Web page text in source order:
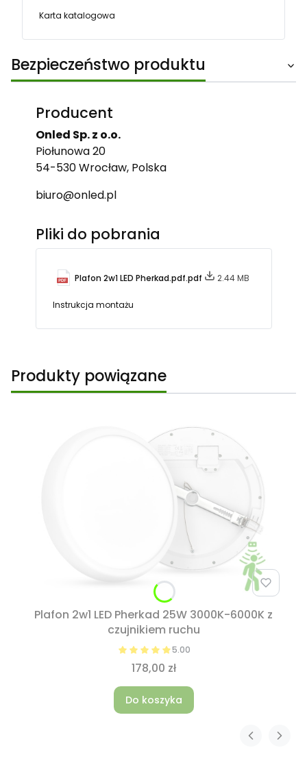
Karta katalogowa
Bezpieczeństwo produktu
Producent
Onled Sp. z o.o.
Piołunowa 20
54-530 Wrocław, Polska
biuro@onled.pl
Pliki do pobrania
Plafon 2w1 LED Pherkad.pdf.pdf 2.44 MB
Instrukcja montażu
Produkty powiązane
Plafon 2w1 LED Pherkad 25W 3000K-6000K z
czujnikiem ruchu
5.00
178,00 zł
Do koszyka